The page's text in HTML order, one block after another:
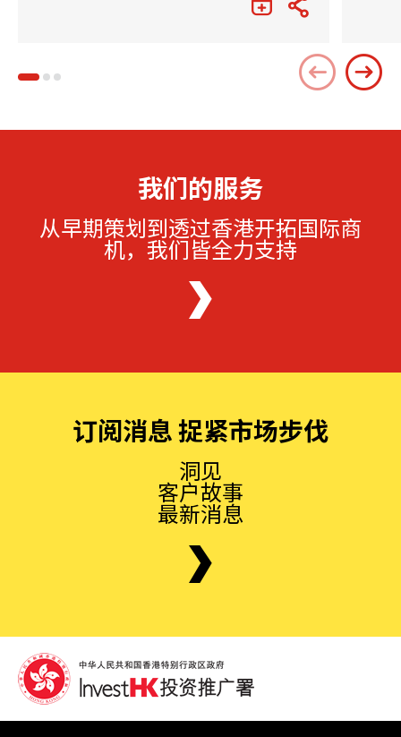
我们的服务
从早期策划到透过香港开拓国际商
机，我们皆全力支持
订阅消息 捉紧市场步伐
洞见
客户故事
最新消息